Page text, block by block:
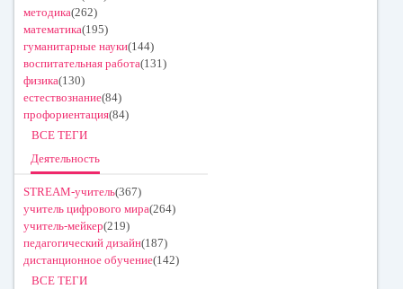
методика(262)
математика(195)
гуманитарные науки(144)
воспитательная работа(131)
физика(130)
естествознание(84)
профориентация(84)
ВСЕ ТЕГИ
Деятельность
STREAM-учитель(367)
учитель цифрового мира(264)
учитель-мейкер(219)
педагогический дизайн(187)
дистанционное обучение(142)
ВСЕ ТЕГИ